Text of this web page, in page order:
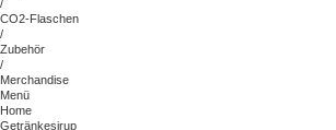
/
CO2-Flaschen
/
Zubehör
/
Merchandise
Menü
Home
Getränkesirup